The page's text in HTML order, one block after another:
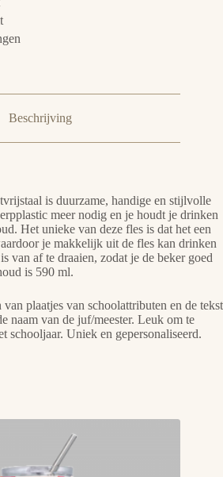
Beschrijving
is duurzame, handige en stijlvolle
meer nodig en je houdt je drinken
Het unieke van deze fles is dat het een
je makkelijk uit de fles kan drinken
van af te draaien, zodat je de beker goed
is 590 ml.
plaatjes van schoolattributen en de tekst
naam van de juf/meester. Leuk om te
schooljaar. Uniek en gepersonaliseerd.